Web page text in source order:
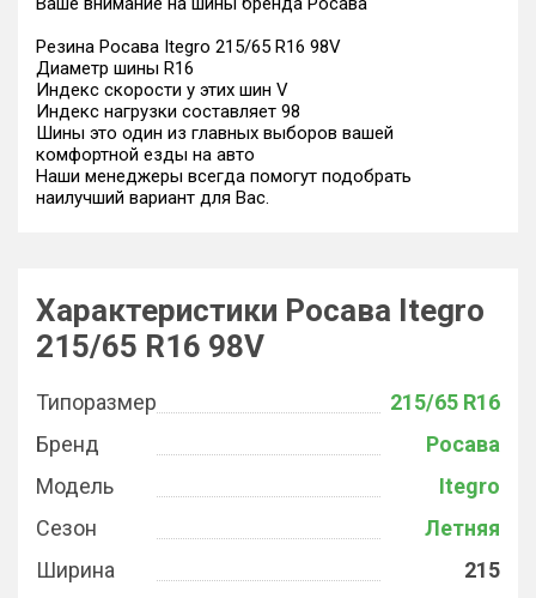
Резина Росава Itegro 215/65 R16 98V
Диаметр шины R16
Индекс скорости у этих шин V
Индекс нагрузки составляет 98
Шины это один из главных выборов вашей
комфортной езды на авто
Наши менеджеры всегда помогут подобрать
наилучший вариант для Вас.
Характеристики Росава Itegro
215/65 R16 98V
Типоразмер
215/65 R16
Бренд
Росава
Модель
Itegro
Сезон
Летняя
Ширина
215